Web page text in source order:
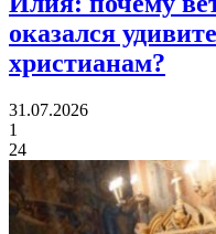
оказался
христианам?
31.07.2026
1
24